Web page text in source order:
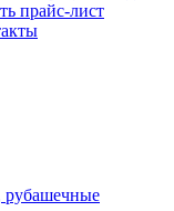
прайс-лист
рубашечные